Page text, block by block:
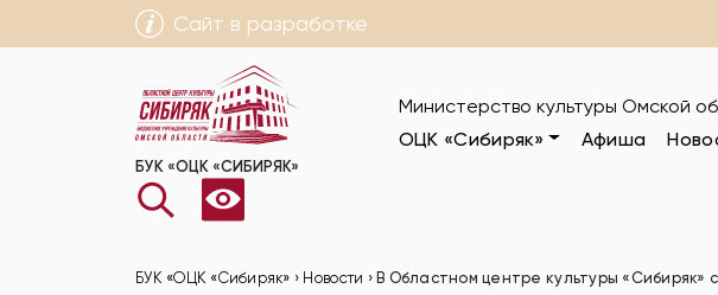
Сайт в разработке
БУК «ОЦК «СИБИРЯК»
Министерство культуры Омской
ОЦК «Сибиряк»
Афиша
БУК «ОЦК «Сибиряк» › Новости › В Областном центре культуры